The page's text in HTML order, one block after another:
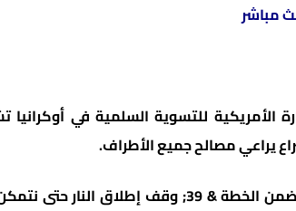
مباشر
الأمريكية للتسوية السلمية في
يراعي مصالح جميع الأطراف.
وقال روبيو في مقابلة مع شبكة “سي بي إس نيوز”: “تتضمن الخطة & 39; وقف إطلاق